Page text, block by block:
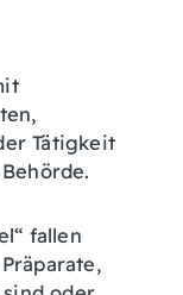
Tätigkeit
fallen